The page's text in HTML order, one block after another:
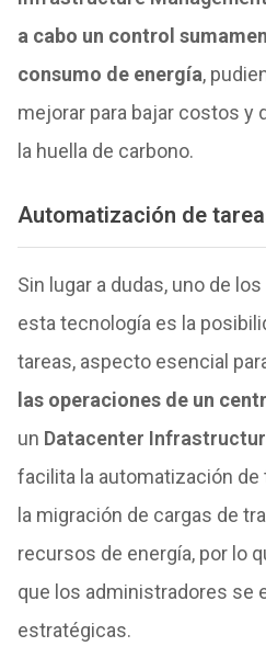
a cabo un control
consumo de energía,
mejorar para bajar costos y
la huella de carbono.
Automatización de
Sin lugar a dudas, uno de
esta tecnología es la
tareas, aspecto esencial
las operaciones de un
un Datacenter
facilita la automatización
la migración de cargas de
recursos de energía, por lo
que los administradores se
estratégicas.